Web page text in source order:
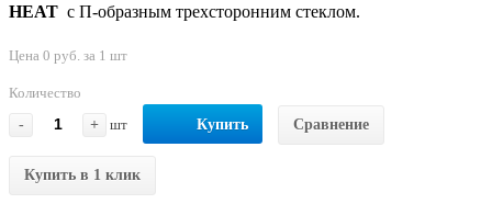
HEAT с П-образным трехсторонним стеклом.
Цена 0 руб. за 1 шт
Количество
-
+ шт Купить Сравнение
Купить в 1 клик